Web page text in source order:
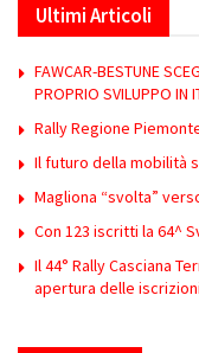
Ultimi Articoli
FAWCAR-BESTUNE
PROPRIO SVILUPPO IN
Rally Regione
Il futuro della mobilità
Magliona “svolta”
Con 123 iscritti la 64^
Il 44° Rally Casciana
apertura delle iscrizioni